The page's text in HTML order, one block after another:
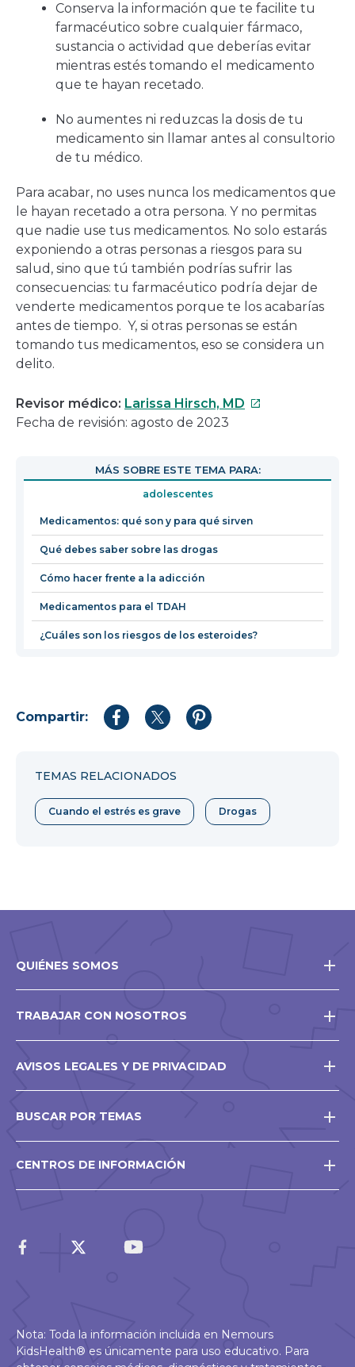
Conserva la información que te facilite tu
farmacéutico sobre cualquier fármaco,
sustancia o actividad que deberías evitar
mientras estés tomando el medicamento
que te hayan recetado.
No aumentes ni reduzcas la dosis de tu
medicamento sin llamar antes al consultorio
de tu médico.
Para acabar, no uses nunca los medicamentos que
le hayan recetado a otra persona. Y no permitas
que nadie use tus medicamentos. No solo estarás
exponiendo a otras personas a riesgos para su
salud, sino que tú también podrías sufrir las
consecuencias: tu farmacéutico podría dejar de
venderte medicamentos porque te los acabarías
antes de tiempo. Y, si otras personas se están
tomando tus medicamentos, eso se considera un
delito.
Revisor médico: Larissa Hirsch, MD Este
en
nueva
ventana
Fecha de revisión: agosto de 2023
MÁS SOBRE ESTE TEMA PARA:
adolescentes
Medicamentos: qué son y para qué sirven
Qué debes saber sobre las drogas
Cómo hacer frente a la adicción
Medicamentos para el TDAH
¿Cuáles son los riesgos de los esteroides?
Compartir:
CompartirCompartirCompartir
TEMAS RELACIONADOS
Cuando el estrés es grave Drogas
QUIÉNES SOMOS
TRABAJAR CON NOSOTROS
AVISOS LEGALES Y DE PRIVACIDAD
BUSCAR POR TEMAS
CENTROS DE INFORMACIÓN
Nota: Toda la información incluida en Nemours
KidsHealth® es únicamente para uso educativo. Para